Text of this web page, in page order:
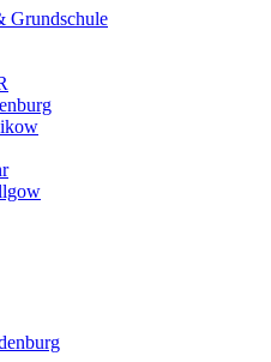
Grundschule